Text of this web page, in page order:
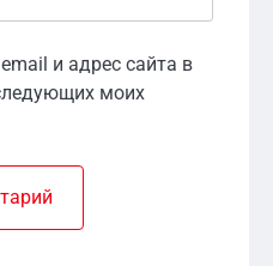
и адрес сайта в
моих